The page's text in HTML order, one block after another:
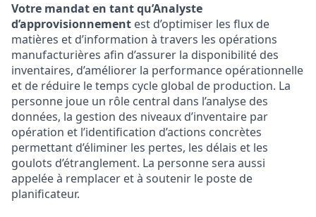
Votre mandat en tant qu’Analyste
d’approvisionnement est d’optimiser les flux de
matières et d’information à travers les opérations
manufacturières afin d’assurer la disponibilité des
inventaires, d’améliorer la performance opérationnelle
et de réduire le temps cycle global de production. La
personne joue un rôle central dans l’analyse des
données, la gestion des niveaux d’inventaire par
opération et l’identification d’actions concrètes
permettant d’éliminer les pertes, les délais et les
goulots d’étranglement. La personne sera aussi
appelée à remplacer et à soutenir le poste de
planificateur.